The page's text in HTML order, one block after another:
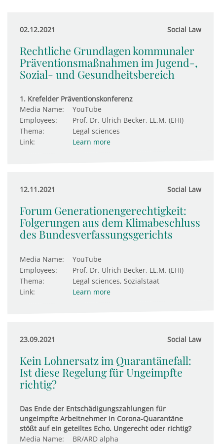
02.12.2021 Social Law
Rechtliche Grundlagen kommunaler
Präventionsmaßnahmen im Jugend-,
Sozial- und Gesundheitsbereich
1. Krefelder Präventionskonferenz
Media Name:
YouTube
Employees:
Prof. Dr. Ulrich Becker, LL.M. (EHI)
Thema:
Legal sciences
Link:
Learn more
12.11.2021 Social Law
Forum Generationengerechtigkeit:
Folgerungen aus dem Klimabeschluss
des Bundesverfassungsgerichts
Media Name:
YouTube
Employees:
Prof. Dr. Ulrich Becker, LL.M. (EHI)
Thema:
Legal sciences, Sozialstaat
Link:
Learn more
23.09.2021 Social Law
Kein Lohnersatz im Quarantänefall:
Ist diese Regelung für Ungeimpfte
richtig?
Das Ende der Entschädigungszahlungen für
ungeimpfte Arbeitnehmer in Corona-Quarantäne
stößt auf ein geteiltes Echo. Ungerecht oder richtig?
Media Name:
BR/ARD alpha